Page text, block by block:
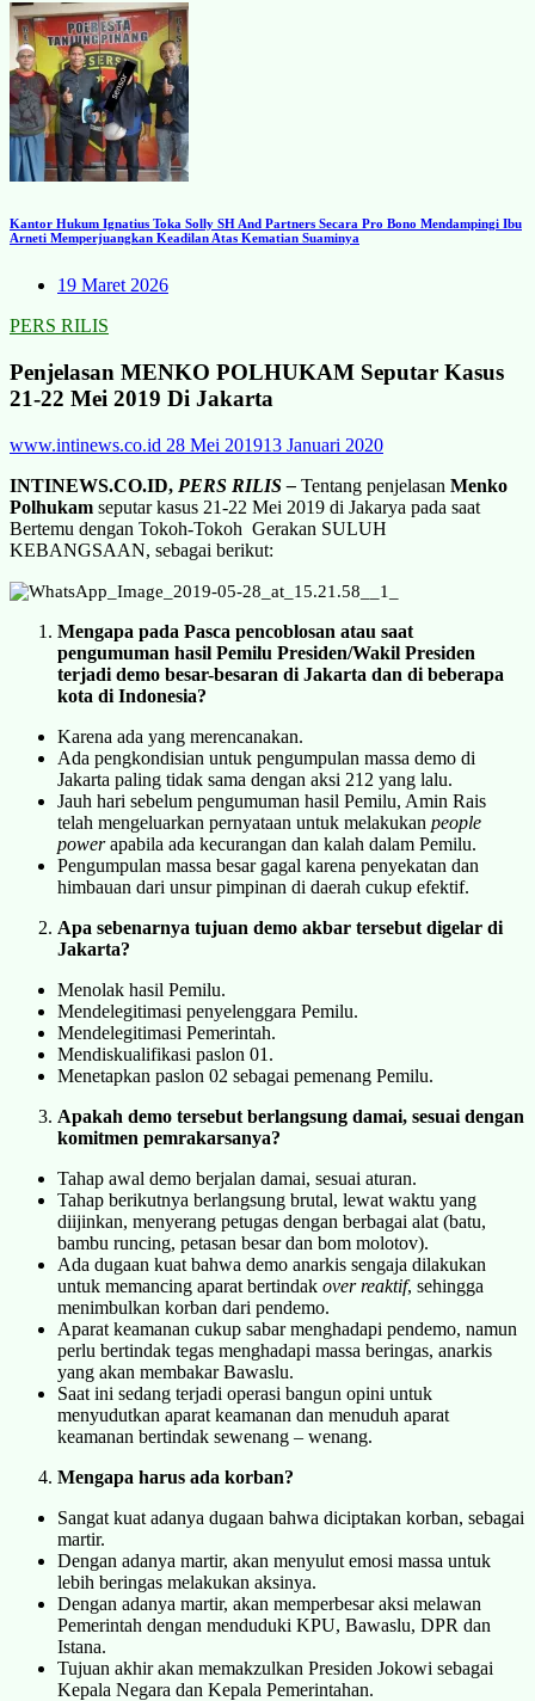
Kantor Hukum Ignatius Toka Solly SH And Partners Secara Pro Bono Mendampingi Ibu
Arneti Memperjuangkan Keadilan Atas Kematian Suaminya
19 Maret 2026
PERS RILIS
Penjelasan MENKO POLHUKAM Seputar Kasus
21-22 Mei 2019 Di Jakarta
www.intinews.co.id 28 Mei 201913 Januari 2020
INTINEWS.CO.ID, PERS RILIS – Tentang penjelasan Menko
Polhukam seputar kasus 21-22 Mei 2019 di Jakarya pada saat
Bertemu dengan Tokoh-Tokoh Gerakan SULUH
KEBANGSAAN, sebagai berikut:
Mengapa pada Pasca pencoblosan atau saat
pengumuman hasil Pemilu Presiden/Wakil Presiden
terjadi demo besar-besaran di Jakarta dan di beberapa
kota di Indonesia?
Karena ada yang merencanakan.
Ada pengkondisian untuk pengumpulan massa demo di
Jakarta paling tidak sama dengan aksi 212 yang lalu.
Jauh hari sebelum pengumuman hasil Pemilu, Amin Rais
telah mengeluarkan pernyataan untuk melakukan people
powerapabila ada kecurangan dan kalah dalam Pemilu.
Pengumpulan massa besar gagal karena penyekatan dan
himbauan dari unsur pimpinan di daerah cukup efektif.
Apa sebenarnya tujuan demo akbar tersebut digelar di
Jakarta?
Menolak hasil Pemilu.
Mendelegitimasi penyelenggara Pemilu.
Mendelegitimasi Pemerintah.
Mendiskualifikasi paslon 01.
Menetapkan paslon 02 sebagai pemenang Pemilu.
Apakah demo tersebut berlangsung damai, sesuai dengan
komitmen pemrakarsanya?
Tahap awal demo berjalan damai, sesuai aturan.
Tahap berikutnya berlangsung brutal, lewat waktu yang
diijinkan, menyerang petugas dengan berbagai alat (batu,
bambu runcing, petasan besar dan bom molotov).
Ada dugaan kuat bahwa demo anarkis sengaja dilakukan
untuk memancing aparat bertindak over reaktif, sehingga
menimbulkan korban dari pendemo.
Aparat keamanan cukup sabar menghadapi pendemo, namun
perlu bertindak tegas menghadapi massa beringas, anarkis
yang akan membakar Bawaslu.
Saat ini sedang terjadi operasi bangun opini untuk
menyudutkan aparat keamanan dan menuduh aparat
keamanan bertindak sewenang – wenang.
Mengapa harus ada korban?
Sangat kuat adanya dugaan bahwa diciptakan korban, sebagai
martir.
Dengan adanya martir, akan menyulut emosi massa untuk
lebih beringas melakukan aksinya.
Dengan adanya martir, akan memperbesar aksi melawan
Pemerintah dengan menduduki KPU, Bawaslu, DPR dan
Istana.
Tujuan akhir akan memakzulkan Presiden Jokowi sebagai
Kepala Negara dan Kepala Pemerintahan.